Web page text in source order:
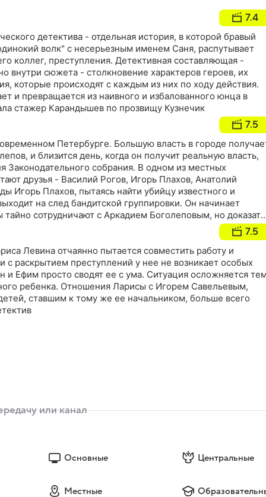
7.4
детектива - отдельная история, в которой бравый
волк" с несерьезным именем Саня, распутывает
коллег, преступления. Детективная составляющая -
внутри сюжета - столкновение характеров героев, их
которые происходят с каждым из них по ходу действия.
и превращается из наивного и избалованного юнца в
стажер Карандышев по прозвищу Кузнечик
7.5
Петербурге. Большую власть в городе
и близится день, когда он получит реальную власть,
Законодательного собрания. В одном из местных
друзья - Василий Рогов, Игорь Плахов, Анатолий
Игорь Плахов, пытаясь найти убийцу известного и
на след бандитской группировки. Он начинает
тайно сотрудничают с Аркадием Боголеповым, но доказать
становится все более опасным, и жизнь Плахова под
7.5
Левина отчаянно пытается совместить работу и
с раскрытием преступлений у нее не возникает особых
и Ефим просто сводят ее с ума. Ситуация осложняется
ребенка. Отношения Ларисы с Игорем Савельевым,
ставшим к тому же ее начальником, больше всего
Основные Центральные
Местные